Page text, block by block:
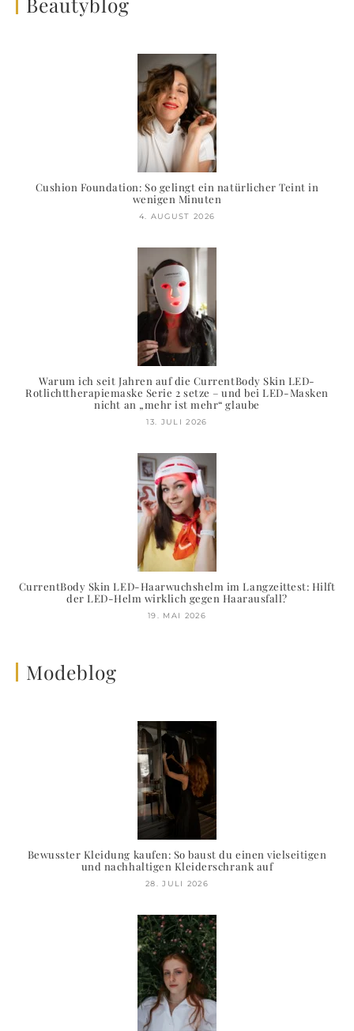
Cushion Foundation: So gelingt ein natürlicher Teint in
wenigen Minuten
4. AUGUST 2026
Warum ich seit Jahren auf die CurrentBody Skin LED-
Rotlichttherapiemaske Serie 2 setze – und bei LED-Masken
nicht an „mehr ist mehr“ glaube
13. JULI 2026
CurrentBody Skin LED-Haarwuchshelm im Langzeittest: Hilft
der LED-Helm wirklich gegen Haarausfall?
19. MAI 2026
Modeblog
Bewusster Kleidung kaufen: So baust du einen vielseitigen
und nachhaltigen Kleiderschrank auf
28. JULI 2026